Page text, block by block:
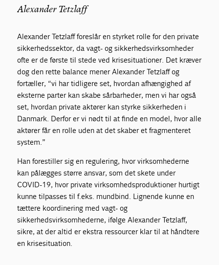
Alexander Tetzlaff
Alexander Tetzlaff foreslår en styrket rolle for den private
sikkerhedssektor, da vagt- og sikkerhedsvirksomheder
ofte er de første til stede ved krisesituationer. Det kræver
dog den rette balance mener Alexander Tetzlaff og
fortæller, “vi har tidligere set, hvordan afhængighed af
eksterne parter kan skabe sårbarheder, men vi har også
set, hvordan private aktører kan styrke sikkerheden i
Danmark. Derfor er vi nødt til at finde en model, hvor alle
aktører får en rolle uden at det skaber et fragmenteret
system.”
Han forestiller sig en regulering, hvor virksomhederne
kan pålægges større ansvar, som det skete under
COVID-19, hvor private virksomhedsproduktioner hurtigt
kunne tilpasses til f.eks. mundbind. Lignende kunne en
tættere koordinering med vagt- og
sikkerhedsvirksomhederne, ifølge Alexander Tetzlaff,
sikre, at der altid er ekstra ressourcer klar til at håndtere
en krisesituation.